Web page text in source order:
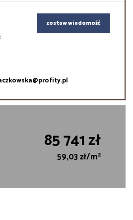
zostaw wiadomość
85 741 zł
59,03 zł/m2